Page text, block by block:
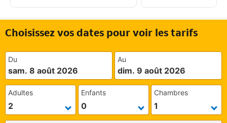
Choisissez vos dates pour voir les tarifs
Du
sam. 8 août 2026
Au
dim. 9 août 2026
Adultes Enfants Chambres